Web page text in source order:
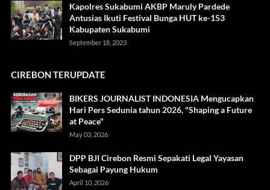
Kapolres Sukabumi AKBP Maruly Pardede
Antusias Ikuti Festival Bunga HUT ke-153
Kabupaten Sukabumi
September 18, 2023
CIREBON TERUPDATE
BIKERS JOURNALIST INDONESIA Mengucapkan
Hari Pers Sedunia tahun 2026, "Shaping a Future
at Peace"
May 03, 2026
DPP BJI Cirebon Resmi Sepakati Legal Yayasan
Sebagai Payung Hukum
April 10, 2026